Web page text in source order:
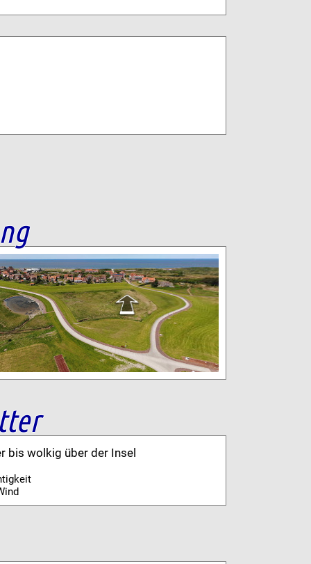
bis wolkig über der Insel